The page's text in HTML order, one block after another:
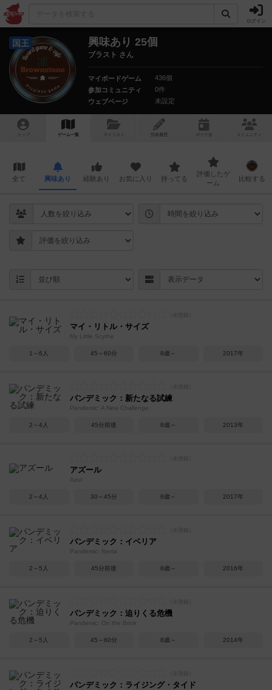
ログイン
国王 興味あり 25個
ブラスト さん
マイボードゲーム
436個
参加コミュニティ
0件
ウェブページ
未設定
トップ ゲーム一覧 マイリスト 投稿履歴 ボ ドゲ コミュニティ
全て 興味あり 経験あり お気に入り 持ってる
評価したゲ
ーム
比較する
マイ・リトル・サイズ
My Little Scythe
1～6人 45～60分 8歳～ 2017年
パンデミック：新たなる試練
Pandemic: A New Challenge
2～4人 45分前後 8歳～ 2013年
アズール
Azul
2～4人 30～45分 8歳～ 2017年
パンデミック：イベリア
Pandemic: Iberia
2～5人 45分前後 8歳～ 2016年
パンデミック：迫りくる危機
Pandemic: On the Brink
2～5人 45～60分 8歳～ 2014年
パンデミック：ライジング・タイド